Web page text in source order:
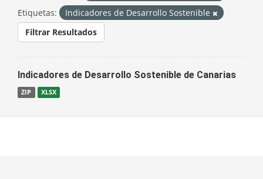
Etiquetas:
Indicadores de Desarrollo Sostenible
Filtrar Resultados
Indicadores de Desarrollo Sostenible de Canarias
ZIP XLSX